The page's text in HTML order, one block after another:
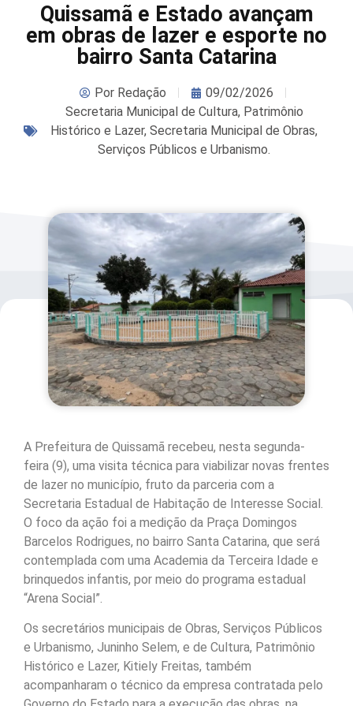
Quissamã e Estado avançam
em obras de lazer e esporte no
bairro Santa Catarina
PorRedação
09/02/2026
Secretaria Municipal de Cultura, Patrimônio
Histórico e Lazer, Secretaria Municipal de Obras,
Serviços Públicos e Urbanismo.
A Prefeitura de Quissamã recebeu, nesta segunda-
feira (9), uma visita técnica para viabilizar novas frentes
de lazer no município, fruto da parceria com a
Secretaria Estadual de Habitação de Interesse Social.
O foco da ação foi a medição da Praça Domingos
Barcelos Rodrigues, no bairro Santa Catarina, que será
contemplada com uma Academia da Terceira Idade e
brinquedos infantis, por meio do programa estadual
“Arena Social”.
Os secretários municipais de Obras, Serviços Públicos
e Urbanismo, Juninho Selem, e de Cultura, Patrimônio
Histórico e Lazer, Kitiely Freitas, também
acompanharam o técnico da empresa contratada pelo